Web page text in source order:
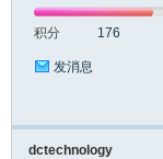
积分 176
发消息
dctechnology